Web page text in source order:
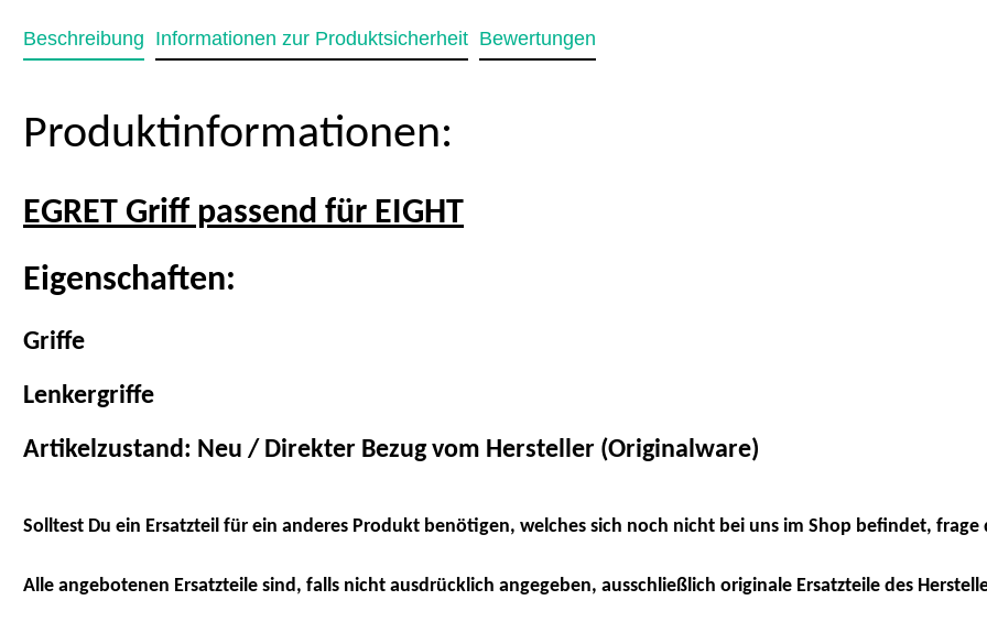
Beschreibung Informationen zur Produktsicherheit Bewertungen
Produktinformationen:
EGRET Griff passend für EIGHT
Eigenschaften:
Griffe
Lenkergriffe
Artikelzustand: Neu / Direkter Bezug vom Hersteller (Originalware)
Solltest Du ein Ersatzteil für ein anderes Produkt benötigen, welches sich noch nicht bei uns im Shop befindet,
Alle angebotenen Ersatzteile sind, falls nicht ausdrücklich angegeben, ausschließlich originale Ersatzteile des